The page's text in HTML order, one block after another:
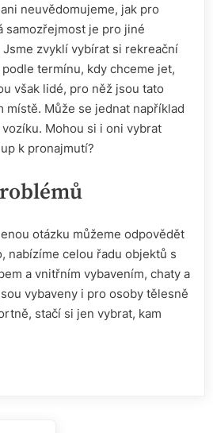
neuvědomujeme, jak pro
samozřejmost je pro jiné
zvyklí vybírat si rekreační
termínu, kdy chceme jet,
však lidé, pro něž jsou tato
místě. Může se jednat například
Mohou si i oni vybrat
k pronajmutí?
otázku můžeme odpovědět
nabízíme celou řadu objektů s
a vnitřním vybavením, chaty a
vybaveny i pro osoby tělesně
stačí si jen vybrat, kam